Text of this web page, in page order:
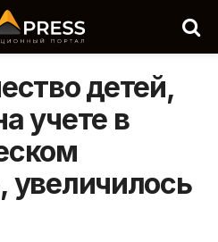
детей,
учете в
увеличилось